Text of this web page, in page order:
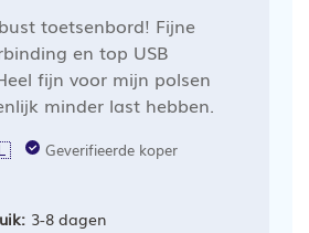
toetsenbord! Fijne
en top USB
fijn voor mijn polsen
minder last hebben.
Geverifieerde koper
3-8 dagen